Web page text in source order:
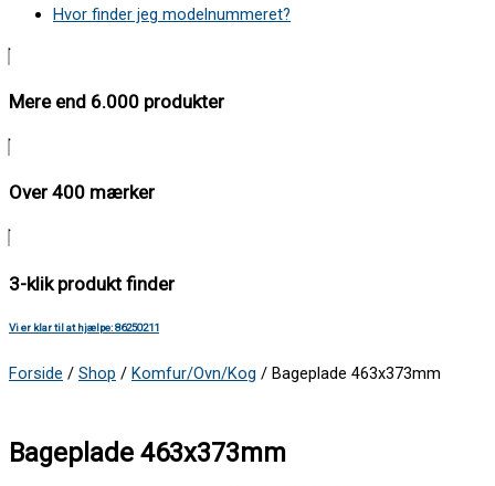
Hvor finder jeg modelnummeret?
Mere end 6.000 produkter
Over 400 mærker
3-klik produkt finder
Vi er klar til at hjælpe: 86250211
Forside / Shop / Komfur/Ovn/Kog / Bageplade 463x373mm
Bageplade 463x373mm